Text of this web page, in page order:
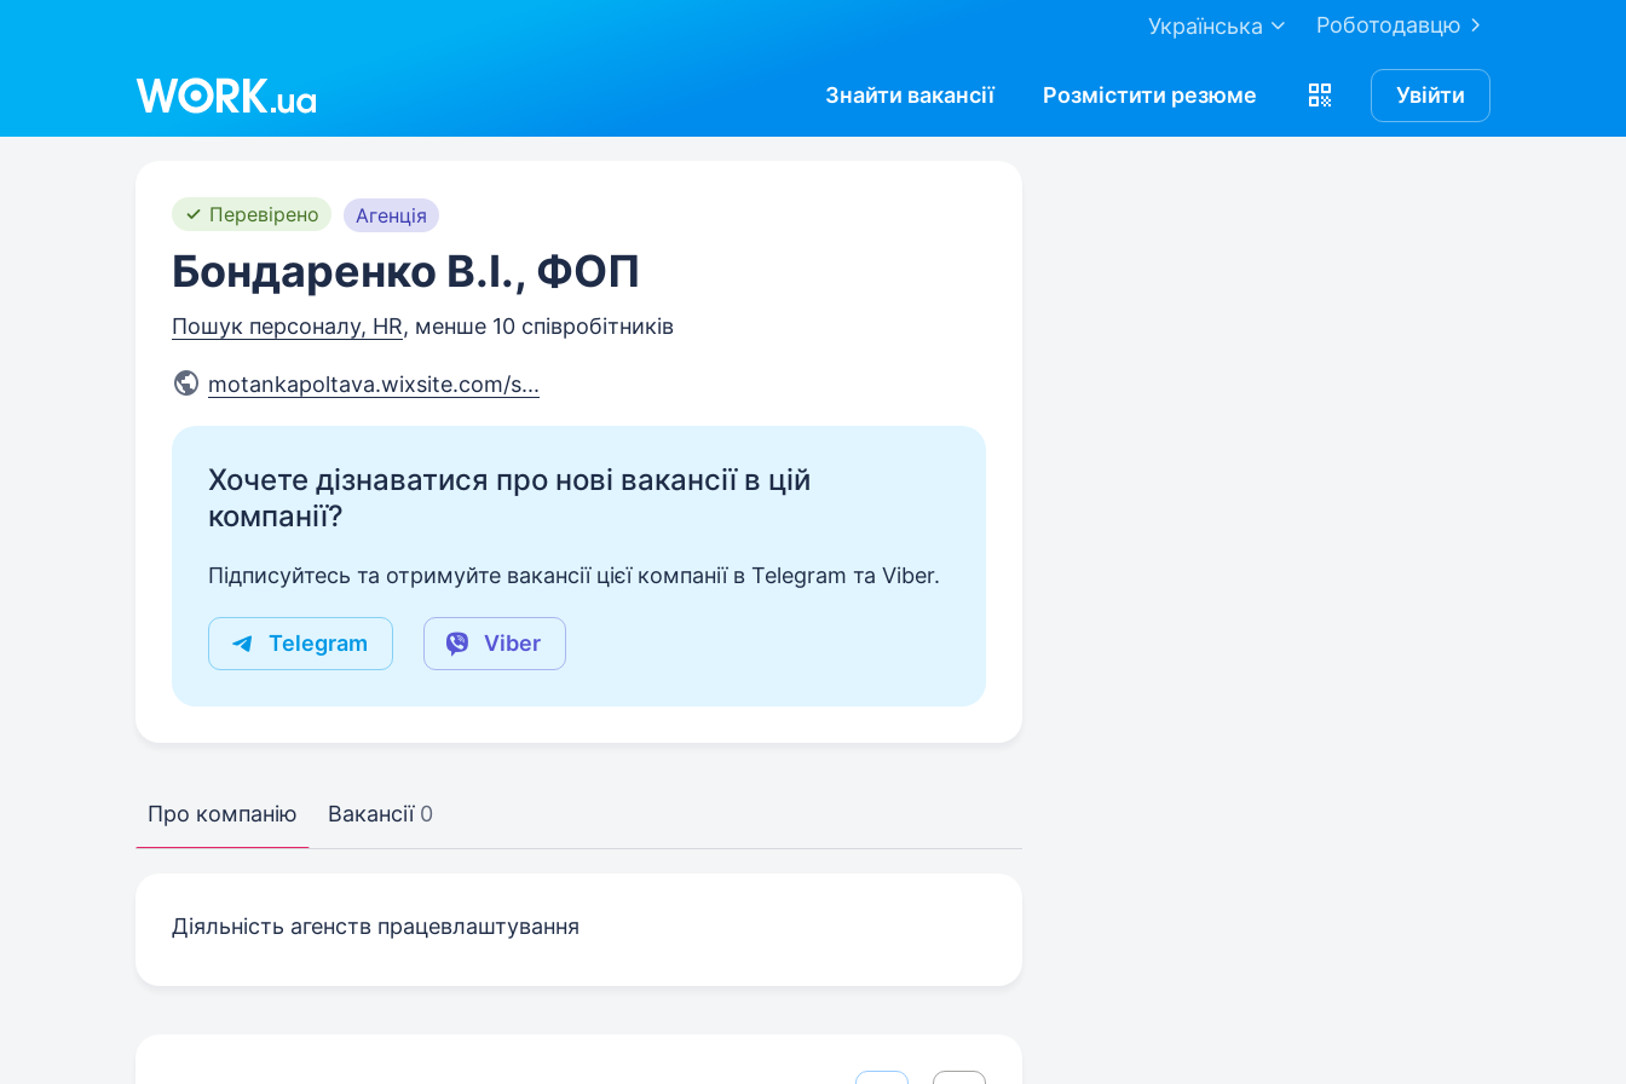
Роботодавцю
Українська
Знайти вакансії Розмістити резюме Увійти
Перевірено Агенція
Бондаренко В.І., ФОП
Пошук персоналу, HR, менше 10 співробітників
motankapoltava.wixsite.com/s...
Хочете дізнаватися про нові вакансії в цій
компанії?
Підписуйтесь та отримуйте вакансії цієї компанії в Telegram та Viber.
Telegram Viber
Про компанію Вакансії 0
Діяльність агенств працевлаштування